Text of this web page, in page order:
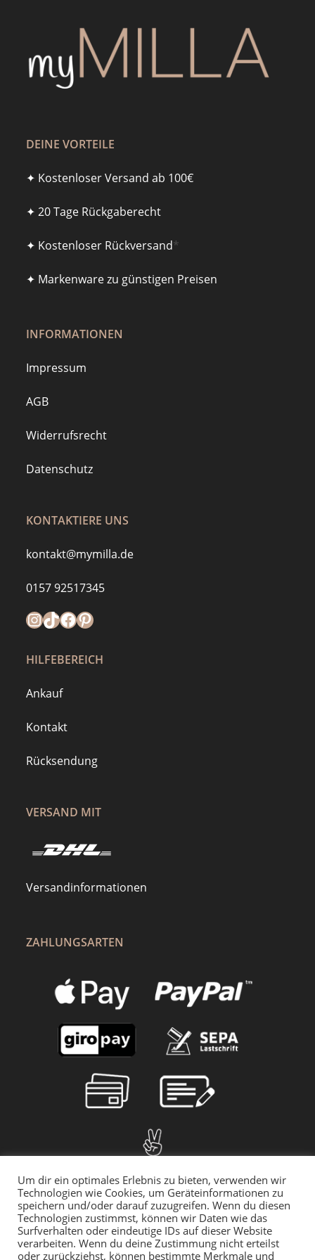
DEINE VORTEILE
✦ Kostenloser Versand ab 100€
✦ 20 Tage Rückgaberecht
✦ Kostenloser Rückversand*
✦ Markenware zu günstigen Preisen
INFORMATIONEN
Impressum
AGB
Widerrufsrecht
Datenschutz
KONTAKTIERE UNS
kontakt@mymilla.de
0157 92517345
Instagram
https://www.tiktok.com/@mymilla.de
Facebook
Pinterest
HILFEBEREICH
Ankauf
Kontakt
Rücksendung
VERSAND MIT
Versandinformationen
ZAHLUNGSARTEN
Um dir ein optimales Erlebnis zu bieten, verwenden wir
Technologien wie Cookies, um Geräteinformationen zu
speichern und/oder darauf zuzugreifen. Wenn du diesen
Technologien zustimmst, können wir Daten wie das
Surfverhalten oder eindeutige IDs auf dieser Website
verarbeiten. Wenn du deine Zustimmung nicht erteilst
oder zurückziehst, können bestimmte Merkmale und